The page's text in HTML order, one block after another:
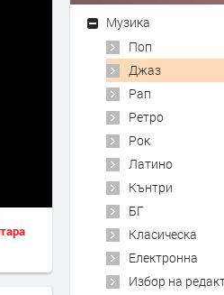
Музика
Поп
Джаз
Рап
Ретро
Рок
Латино
Кънтри
БГ
Класическа
Електронна
Избор на